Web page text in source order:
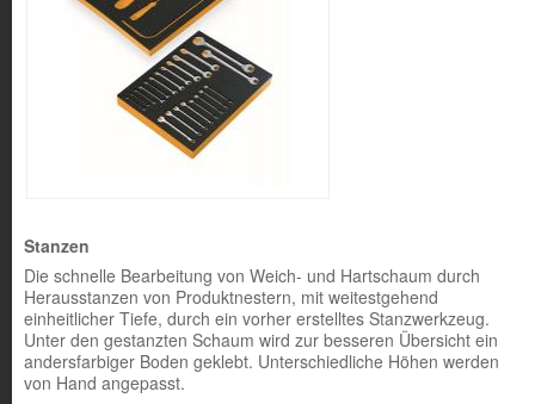
Stanzen
Die schnelle Bearbeitung von Weich- und Hartschaum durch
Herausstanzen von Produktnestern, mit weitestgehend
einheitlicher Tiefe, durch ein vorher erstelltes Stanzwerkzeug.
Unter den gestanzten Schaum wird zur besseren Übersicht ein
andersfarbiger Boden geklebt. Unterschiedliche Höhen werden
von Hand angepasst.